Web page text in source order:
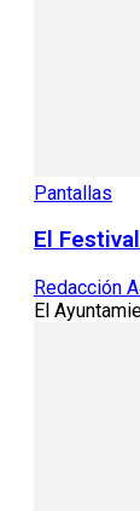
Pantallas
El
Redacción
El